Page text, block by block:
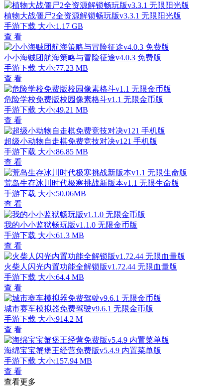
植物大战僵尸2全资源解锁畅玩版v3.3.1 无限阳光版
手游下载 大小:1.17 GB
查 看
小小海贼团航海策略与冒险征途v4.0.3 免费版
手游下载 大小:77.23 MB
查 看
危险学校免费版校园像素格斗v1.1 无限金币版
手游下载 大小:49.21 MB
查 看
超级小动物自走棋免费竞技对决v121 手机版
手游下载 大小:86.85 MB
查 看
荒岛生存冰川时代极寒挑战新版本v1.1 无限生命版
手游下载 大小:50.06MB
查 看
我的小小监狱畅玩版v1.1.0 无限金币版
手游下载 大小:61.3 MB
查 看
火柴人闪光内置功能全解锁版v1.72.44 无限血量版
手游下载 大小:64.4 MB
查 看
城市赛车模拟器免费驾驶v9.6.1 无限金币版
手游下载 大小:914.2 M
查 看
海绵宝宝蟹堡王经营免费版v5.4.9 内置菜单版
手游下载 大小:157.94 MB
查 看
查看更多